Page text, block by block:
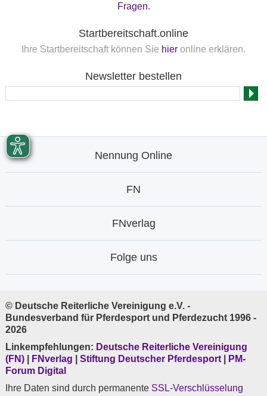
Fragen.
Startbereitschaft.online
Ihre Startbereitschaft können Sie hier online erklären.
Newsletter bestellen
Nennung Online
FN
FNverlag
Folge uns
© Deutsche Reiterliche Vereinigung e.V. -
Bundesverband für Pferdesport und Pferdezucht 1996 -
2026
Linkempfehlungen: Deutsche Reiterliche Vereinigung
(FN)
FNverlag Stiftung Deutscher Pferdesport
PM-
Forum Digital
Ihre Daten sind durch permanente SSL-Verschlüsselung